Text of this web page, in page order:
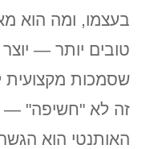
בעצמו, ומה הוא
טובים יותר — יוצר
שסמכות מקצועית
זה לא "חשיפה" —
האותנטי הוא